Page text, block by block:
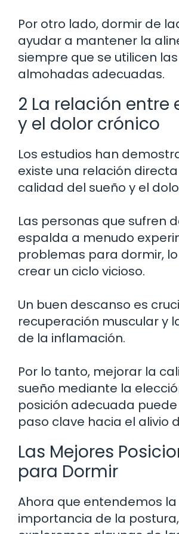
Por otro lado, dormir de
ayudar a mantener la
siempre que se utilicen las
almohadas adecuadas.
2 La relación entre
y el dolor crónico
Los estudios han
existe una relación
calidad del sueño y el
Las personas que sufren
espalda a menudo
problemas para dormir,
crear un ciclo vicioso.
Un buen descanso es
recuperación muscular y
de la inflamación.
Por lo tanto, mejorar la
sueño mediante la
posición adecuada puede
paso clave hacia el alivio
Las Mejores
para Dormir
Ahora que entendemos la
importancia de la postura,